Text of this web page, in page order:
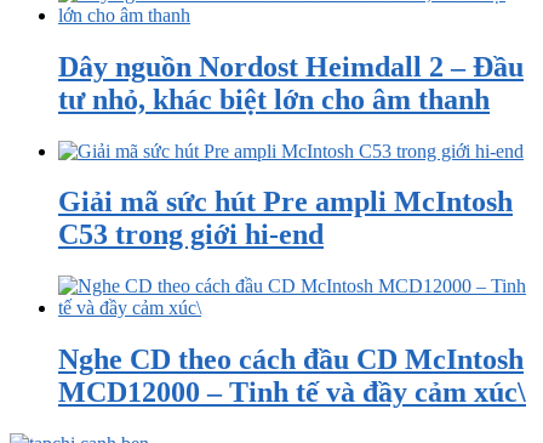
Dây nguồn Nordost Heimdall 2 – Đầu
tư nhỏ, khác biệt lớn cho âm thanh
Giải mã sức hút Pre ampli McIntosh
C53 trong giới hi-end
Nghe CD theo cách đầu CD McIntosh
MCD12000 – Tinh tế và đầy cảm xúc\